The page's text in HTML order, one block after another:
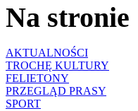
Na stronie
AKTUALNOŚCI
TROCHĘ KULTURY
FELIETONY
PRZEGLĄD PRASY
SPORT